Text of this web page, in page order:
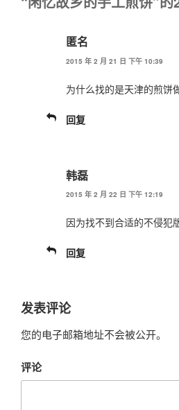
匿名
2015 年 2 月 21 日 下午 10:39
为什么找的是天津的煎饼
回复
韩磊
2015 年 2 月 22 日 下午 12:19
因为找不到合适的不侵犯
回复
发表评论
您的电子邮箱地址不会被公开。
评论